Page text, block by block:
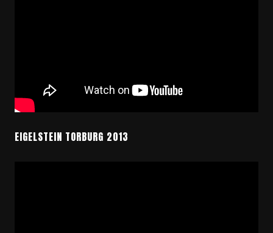
EIGELSTEIN TORBURG 2013